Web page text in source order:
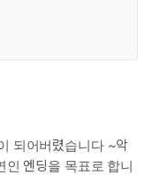
되어버렸습니다 ~악
인 엔딩을 목표로 합니